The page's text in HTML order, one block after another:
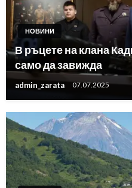
НОВИНИ
В ръцете на клана
само да завижда
admin_zarata 07.07.2025